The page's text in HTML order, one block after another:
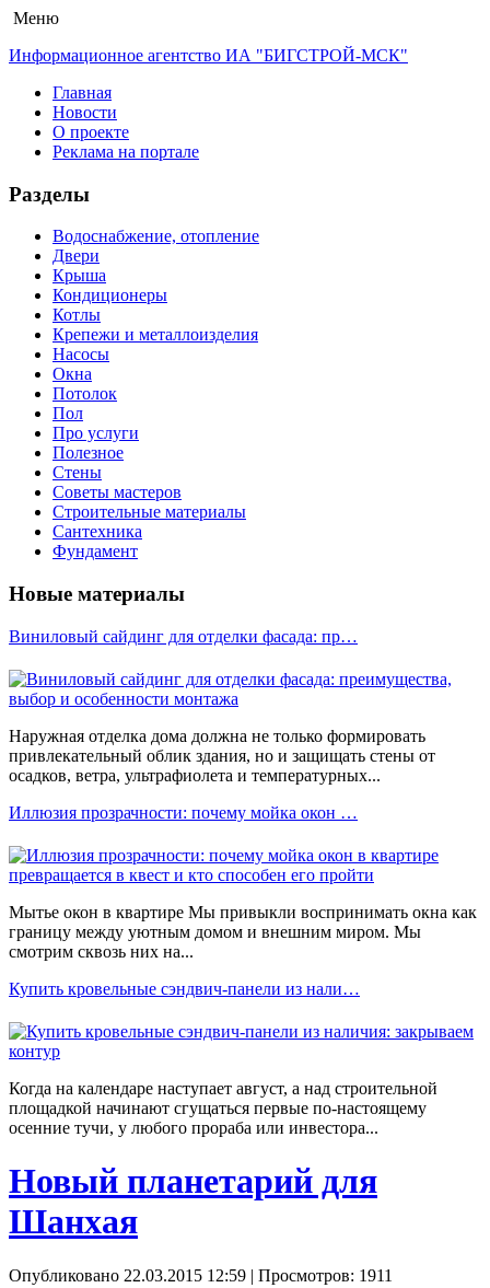
Меню
Информационное агентство ИА "БИГСТРОЙ-МСК"
Главная
Новости
О проекте
Реклама на портале
Разделы
Водоснабжение, отопление
Двери
Крыша
Кондиционеры
Котлы
Крепежи и металлоизделия
Насосы
Окна
Потолок
Пол
Про услуги
Полезное
Стены
Советы мастеров
Строительные материалы
Сантехника
Фундамент
Новые материалы
Виниловый сайдинг для отделки фасада: пр…
Наружная отделка дома должна не только формировать
привлекательный облик здания, но и защищать стены от
осадков, ветра, ультрафиолета и температурных...
Иллюзия прозрачности: почему мойка окон …
Мытье окон в квартире Мы привыкли воспринимать окна как
границу между уютным домом и внешним миром. Мы
смотрим сквозь них на...
Купить кровельные сэндвич-панели из нали…
Когда на календаре наступает август, а над строительной
площадкой начинают сгущаться первые по-настоящему
осенние тучи, у любого прораба или инвестора...
Новый планетарий для
Шанхая
Опубликовано 22.03.2015 12:59 | Просмотров: 1911